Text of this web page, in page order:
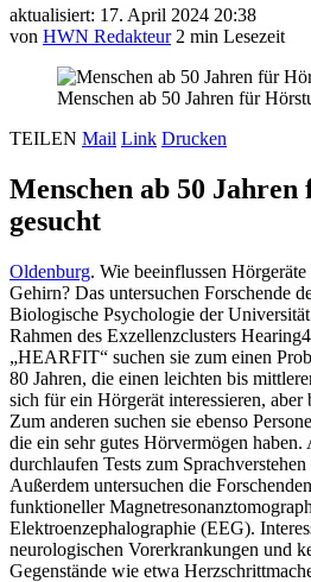
aktualisiert: 17. April 2024 20:38
von HWN Redakteur 2 min Lesezeit
Menschen ab 50 Jahren für
TEILEN Mail Link Drucken
Menschen ab 50
gesucht
Oldenburg. Wie beeinflussen
Gehirn? Das untersuchen Forschende
Biologische Psychologie der Universität
Rahmen des Exzellenzclusters
„HEARFIT“ suchen sie zum einen
80 Jahren, die einen leichten bis
sich für ein Hörgerät interessieren, aber
Zum anderen suchen sie ebenso
die ein sehr gutes Hörvermögen haben.
durchlaufen Tests zum
Außerdem untersuchen die
funktioneller
Elektroenzephalographie (EEG).
neurologischen Vorerkrankungen und
Gegenstände wie etwa